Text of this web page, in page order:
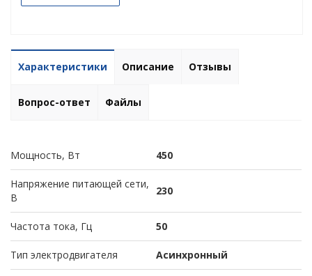
Характеристики Описание Отзывы
Вопрос-ответ Файлы
Мощность, Вт 450
Напряжение питающей сети,
В
230
Частота тока, Гц 50
Тип электродвигателя Асинхронный